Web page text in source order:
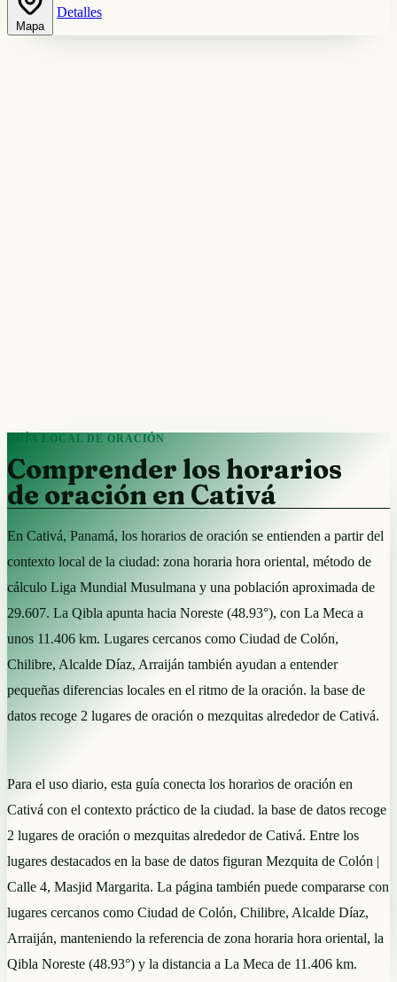
Mapa
Detalles
GUÍA LOCAL DE ORACIÓN
Comprender los horarios
de oración en Cativá
En Cativá, Panamá, los horarios de oración se entienden a partir del
contexto local de la ciudad: zona horaria hora oriental, método de
cálculo Liga Mundial Musulmana y una población aproximada de
29.607. La Qibla apunta hacia Noreste (48.93°), con La Meca a
unos 11.406 km. Lugares cercanos como Ciudad de Colón,
Chilibre, Alcalde Díaz, Arraiján también ayudan a entender
pequeñas diferencias locales en el ritmo de la oración. la base de
datos recoge 2 lugares de oración o mezquitas alrededor de Cativá.
Para el uso diario, esta guía conecta los horarios de oración en
Cativá con el contexto práctico de la ciudad. la base de datos recoge
2 lugares de oración o mezquitas alrededor de Cativá. Entre los
lugares destacados en la base de datos figuran Mezquita de Colón |
Calle 4, Masjid Margarita. La página también puede compararse con
lugares cercanos como Ciudad de Colón, Chilibre, Alcalde Díaz,
Arraiján, manteniendo la referencia de zona horaria hora oriental, la
Qibla Noreste (48.93°) y la distancia a La Meca de 11.406 km.